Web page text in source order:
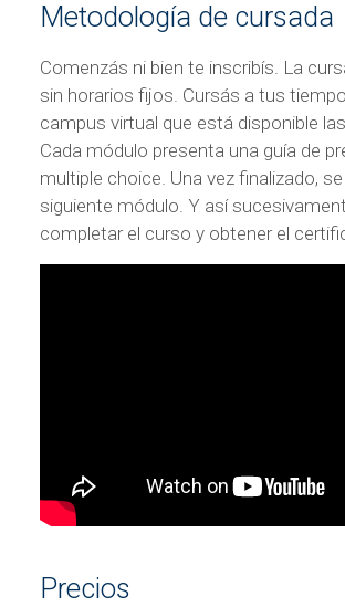
Metodología de cursada
Comenzás ni bien te inscribís. La
sin horarios fijos. Cursás a tus
campus virtual que está disponible
Cada módulo presenta una guía de
multiple choice. Una vez finalizado,
siguiente módulo. Y así
completar el curso y obtener el
Precios